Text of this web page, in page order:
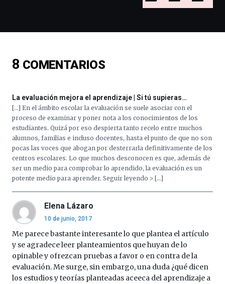
de
16
al
de
octubre.
organizada
Cátedra…
8 COMENTARIOS
La evaluación mejora el aprendizaje | Si tú supieras…
[…] En el ámbito escolar la evaluación se suele asociar con el
proceso de examinar y poner nota a los conocimientos de los
estudiantes. Quizá por eso despierta tanto recelo entre muchos
alumnos, familias e incluso docentes, hasta el punto de que no son
pocas las voces que abogan por desterrarla definitivamente de los
centros escolares. Lo que muchos desconocen es que, además de
ser un medio para comprobar lo aprendido, la evaluación es un
potente medio para aprender. Seguir leyendo > […]
Elena Lázaro
10 de junio, 2017
Me parece bastante interesante lo que plantea el artículo
y se agradece leer planteamientos que huyan de lo
opinable y ofrezcan pruebas a favor o en contra de la
evaluación. Me surge, sin embargo, una duda ¿qué dicen
los estudios y teorías planteadas aceeca del aprendizaje a